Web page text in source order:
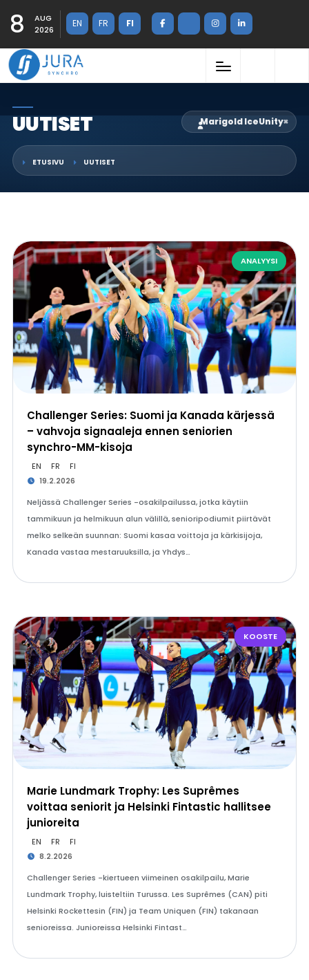
8
AUG
2026
EN FR FI
UUTISET Marigold IceUnity×
ETUSIVU UUTISET
ANALYYSI
Challenger Series: Suomi ja Kanada kärjessä
– vahvoja signaaleja ennen seniorien
synchro-MM-kisoja
EN FR FI
19.2.2026
Neljässä Challenger Series -osakilpailussa, jotka käytiin
tammikuun ja helmikuun alun välillä, senioripodiumit piirtävät
melko selkeän suunnan: Suomi kasaa voittoja ja kärkisijoja,
Kanada vastaa mestaruuksilla, ja Yhdys…
KOOSTE
Marie Lundmark Trophy: Les Suprêmes
voittaa seniorit ja Helsinki Fintastic hallitsee
junioreita
EN FR FI
8.2.2026
Challenger Series -kiertueen viimeinen osakilpailu, Marie
Lundmark Trophy, luisteltiin Turussa. Les Suprêmes (CAN) piti
Helsinki Rockettesin (FIN) ja Team Uniquen (FIN) takanaan
senioreissa. Junioreissa Helsinki Fintast…